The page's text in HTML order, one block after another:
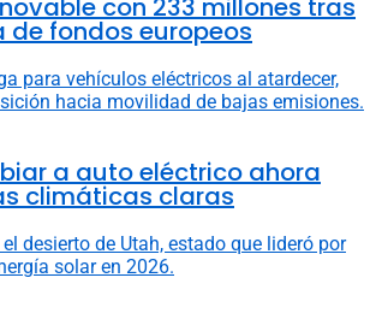
con 233 millones tras
de fondos europeos
a auto eléctrico ahora
climáticas claras